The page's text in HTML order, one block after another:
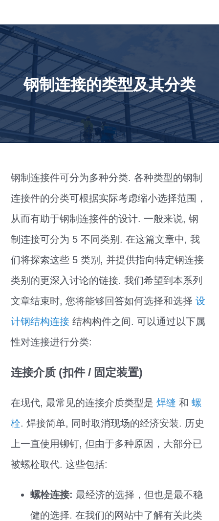
内
容
钢制连接的类型及其分类
钢制连接件可分为多种分类. 各种类型的钢制
连接件的分类可根据实际考虑缩小选择范围，
从而有助于钢制连接件的设计. 一般来说, 钢
制连接可分为 5 不同类别. 在这篇文章中, 我
们将探索这些 5 类别, 并提供指向特定钢连接
类别的更深入讨论的链接. 我们希望到本系列
文章结束时, 您将能够回答如何选择和选择设
计钢结构连接 结构构件之间. 可以通过以下属
性对连接进行分类:
连接介质 (扣件 / 固定装置)
在现代, 最常见的连接介质类型是焊缝 和螺
栓. 焊接简单, 同时取消现场的经济安装. 历史
上一直使用铆钉, 但由于多种原因，大部分已
被螺栓取代. 这些包括:
螺栓连接: 最经济的选择，但也是最不稳
健的选择. 在我们的网站中了解有关此类